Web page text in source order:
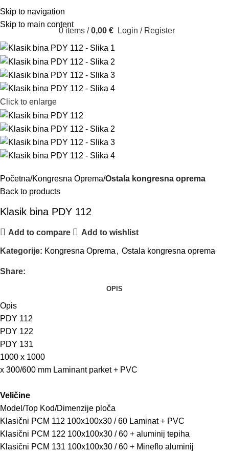
Skip to navigation
Skip to main content
0 items / 0,00 € Login / Register
Click to enlarge
Početna Kongresna Oprema Ostala kongresna oprema
Back to products
Klasik bina PDY 112
Add to compare Add to wishlist
Kategorije: Kongresna Oprema , Ostala kongresna oprema
Share:
OPIS
Opis
PDY 112
PDY 122
PDY 131
1000 x 1000
x 300/600 mm Laminant parket + PVC
Veličine
Model/Top Kod/Dimenzije ploča
Klasični PCM 112 100x100x30 / 60 Laminat + PVC
Klasični PCM 122 100x100x30 / 60 + aluminij tepiha
Klasični PCM 131 100x100x30 / 60 + Mineflo aluminij